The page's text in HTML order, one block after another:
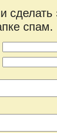
спам.